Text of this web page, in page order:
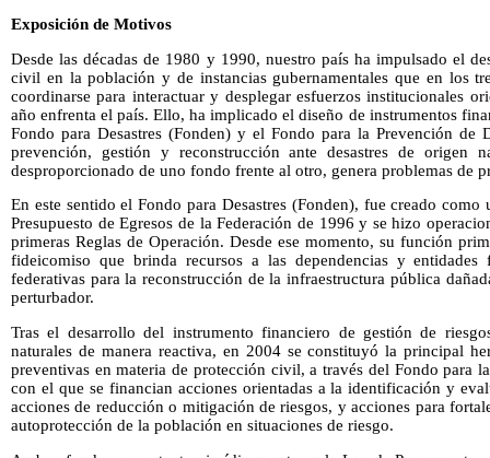
Exposición de Motivos
Desde las décadas de 1980 y 1990, nuestro país ha impulsado el
civil en la población y de instancias gubernamentales que en los
coordinarse para interactuar y desplegar esfuerzos institucionales
año enfrenta el país. Ello, ha implicado el diseño de instrumentos
Fondo para Desastres (Fonden) y el Fondo para la Prevención de
prevención, gestión y reconstrucción ante desastres de origen
desproporcionado de uno fondo frente al otro, genera problemas de
En este sentido el Fondo para Desastres (Fonden), fue creado
Presupuesto de Egresos de la Federación de 1996 y se hizo
primeras Reglas de Operación. Desde ese momento, su función
fideicomiso que brinda recursos a las dependencias y entidades
federativas para la reconstrucción de la infraestructura pública
perturbador.
Tras el desarrollo del instrumento financiero de gestión de
naturales de manera reactiva, en 2004 se constituyó la principal
preventivas en materia de protección civil, a través del Fondo para
con el que se financian acciones orientadas a la identificación y
acciones de reducción o mitigación de riesgos, y acciones para
autoprotección de la población en situaciones de riesgo.